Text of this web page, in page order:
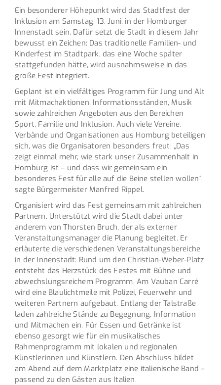
Ein besonderer Höhepunkt wird das Stadtfest der
Inklusion am Samstag, 13. Juni, in der Homburger
Innenstadt sein. Dafür setzt die Stadt in diesem Jahr
bewusst ein Zeichen: Das traditionelle Familien- und
Kinderfest im Stadtpark, das eine Woche später
stattgefunden hätte, wird ausnahmsweise in das
große Fest integriert.
Geplant ist ein vielfältiges Programm für Jung und Alt
mit Mitmachaktionen, Informationsständen, Musik
sowie zahlreichen Angeboten aus den Bereichen
Sport, Familie und Inklusion. Auch viele Vereine,
Verbände und Organisationen aus Homburg beteiligen
sich, was die Organisatoren besonders freut: „Das
zeigt einmal mehr, wie stark unser Zusammenhalt in
Homburg ist – und dass wir gemeinsam ein
besonderes Fest für alle auf die Beine stellen wollen“,
sagte Bürgermeister Manfred Rippel.
Organisiert wird das Fest gemeinsam mit zahlreichen
Partnern. Unterstützt wird die Stadt dabei unter
anderem von Thorsten Bruch, der als externer
Veranstaltungsmanager die Planung begleitet. Er
erläuterte die verschiedenen Veranstaltungsbereiche
in der Innenstadt: Rund um den Christian-Weber-Platz
entsteht das Herzstück des Festes mit Bühne und
abwechslungsreichem Programm. Am Vauban Carré
wird eine Blaulichtmeile mit Polizei, Feuerwehr und
weiteren Partnern aufgebaut. Entlang der Talstraße
laden zahlreiche Stände zu Begegnung, Information
und Mitmachen ein. Für Essen und Getränke ist
ebenso gesorgt wie für ein musikalisches
Rahmenprogramm mit lokalen und regionalen
Künstlerinnen und Künstlern. Den Abschluss bildet
am Abend auf dem Marktplatz eine italienische Band –
passend zu den Gästen aus Italien.